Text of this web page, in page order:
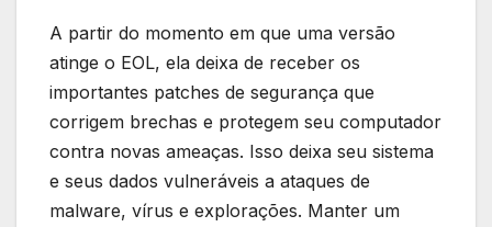
A partir do momento em que uma versão
atinge o EOL, ela deixa de receber os
importantes patches de segurança que
corrigem brechas e protegem seu computador
contra novas ameaças. Isso deixa seu sistema
e seus dados vulneráveis a ataques de
malware, vírus e explorações. Manter um